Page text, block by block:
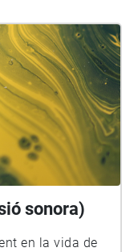
sonora)
en la vida de